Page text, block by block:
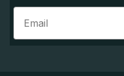
Email